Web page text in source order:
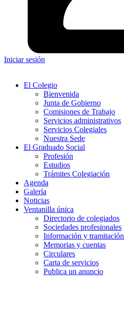
Iniciar sesión
El Colegio
Bienvenida
Junta de Gobierno
Comisiones de Trabajo
Servicios administrativos
Servicios Colegiales
Nuestra Sede
El Graduado Social
Profesión
Estudios
Trámites Colegiación
Agenda
Galería
Noticias
Ventanilla única
Directorio de colegiados
Sociedades profesionales
Información y tramitación
Memorias y cuentas
Circulares
Carta de servicios
Publica un anuncio